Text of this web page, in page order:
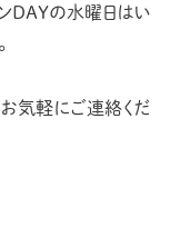
DAYの水曜日はい
お気軽にご連絡くだ